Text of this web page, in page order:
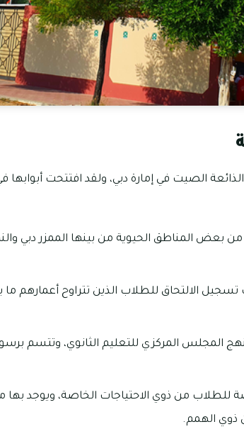
من بعض المناطق الحيوية من بينها الممزر دبي
المجلس المركزي للتعليم الثانوي، وتتسم